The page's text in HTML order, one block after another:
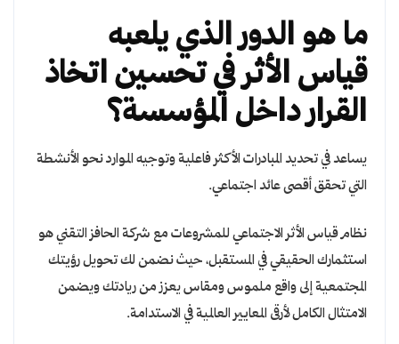
ما هو الدور الذي يلعبه
قياس الأثر في تحسين اتخاذ
القرار داخل المؤسسة؟
يساعد في تحديد المبادرات الأكثر فاعلية وتوجيه الموارد نحو الأنشطة
التي تحقق أقصى عائد اجتماعي.
نظام قياس الأثر الاجتماعي للمشروعات مع شركة الحافز التقني هو
استثمارك الحقيقي في المستقبل، حيث نضمن لك تحويل رؤيتك
المجتمعية إلى واقع ملموس ومقاس يعزز من ريادتك ويضمن
الامتثال الكامل لأرقى المعايير العالمية في الاستدامة.